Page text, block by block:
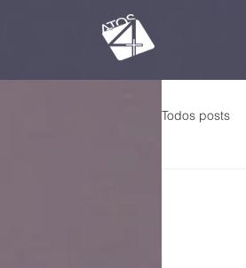
Todos posts